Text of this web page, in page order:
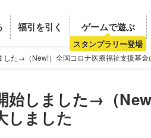
福引を引く ゲームで遊ぶ
スタンプラリー登場
た→（New!）全国コロナ医療福祉支援基金
始しました→（
しました